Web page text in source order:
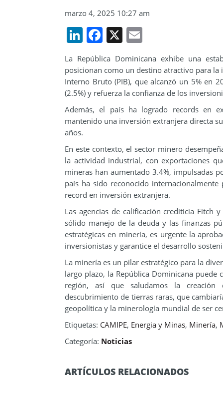
marzo 4, 2025 10:27 am
LinkedIn
Facebook
X
La República Dominicana exhibe una
posicionan como un destino atractivo para
Interno Bruto (PIB), que alcanzó un 5% en
(2.5%) y refuerza la confianza de los
Además, el país ha logrado records en
mantenido una inversión extranjera directa
años.
En este contexto, el sector minero
la actividad industrial, con exportaciones
mineras han aumentado 3.4%, impulsadas
país ha sido reconocido
record en inversión extranjera.
Las agencias de calificación crediticia Fitch
sólido manejo de la deuda y las finanzas
estratégicas en minería, es urgente la
inversionistas y garantice el desarrollo
La minería es un pilar estratégico para la
largo plazo, la República Dominicana
región, así que saludamos la creación
descubrimiento de tierras raras, que
geopolítica y la minerología mundial de ser
Etiquetas: CAMIPE, Energia y Minas, Minería,
Categoría: Noticias
ARTÍCULOS RELACIONADOS